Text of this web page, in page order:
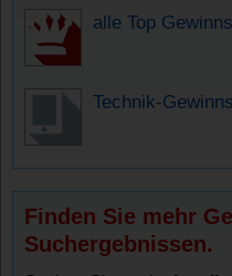
alle Top
Technik-
Finden Sie mehr
Suchergebnissen.